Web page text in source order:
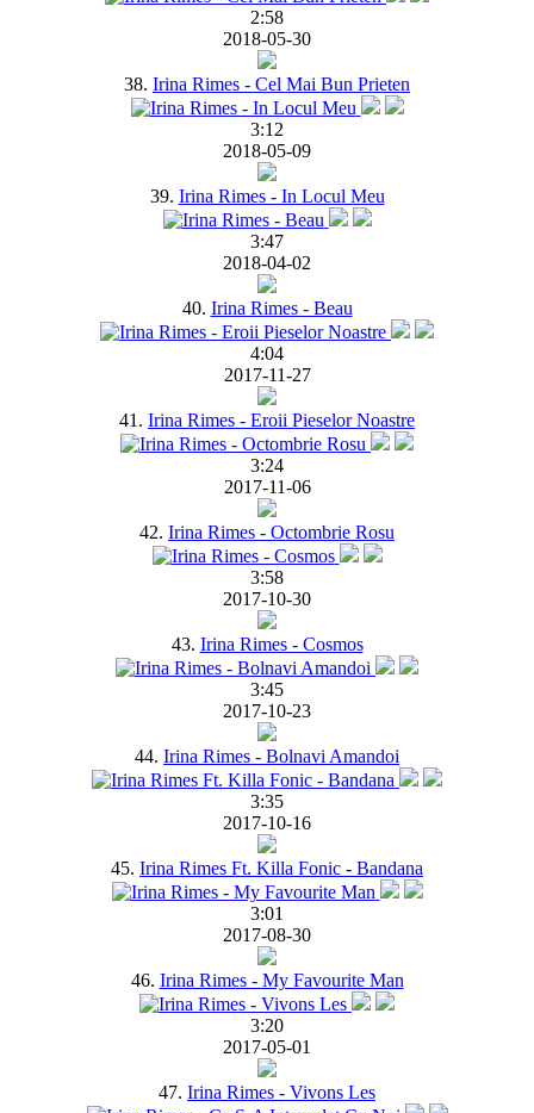
2:58
2018-05-30
38. Irina Rimes - Cel Mai Bun Prieten
3:12
2018-05-09
39. Irina Rimes - In Locul Meu
3:47
2018-04-02
40. Irina Rimes - Beau
4:04
2017-11-27
41. Irina Rimes - Eroii Pieselor Noastre
3:24
2017-11-06
42. Irina Rimes - Octombrie Rosu
3:58
2017-10-30
43. Irina Rimes - Cosmos
3:45
2017-10-23
44. Irina Rimes - Bolnavi Amandoi
3:35
2017-10-16
45. Irina Rimes Ft. Killa Fonic - Bandana
3:01
2017-08-30
46. Irina Rimes - My Favourite Man
3:20
2017-05-01
47. Irina Rimes - Vivons Les